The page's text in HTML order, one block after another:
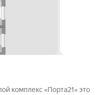
«Порта21» это